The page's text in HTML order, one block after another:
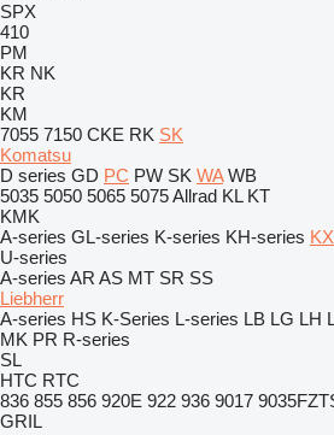
SPX
410
PM
KR NK
KR
KM
7055 7150 CKE RK SK
Komatsu
D series GD PC PW SK WA WB
5035 5050 5065 5075Allrad KL KT
KMK
A-series GL-series K-series KH-series
U-series
A-series AR AS MT SR SS
Liebherr
A-series HS K-Series L-series LB LG LH
MK PR R-series
SL
HTC RTC
836 855 856 920E 922 936 9017
GRIL